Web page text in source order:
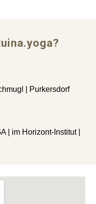
?
| Purkersdorf
| im Horizont-Institut |